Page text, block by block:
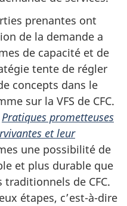
prenantes ont
de la demande a
de capacité et de
tente de régler
concepts dans le
sur la VFS de CFC.
Pratiques prometteuses
et leur
une possibilité de
et plus durable que
de CFC.
étapes, c’est-à-dire